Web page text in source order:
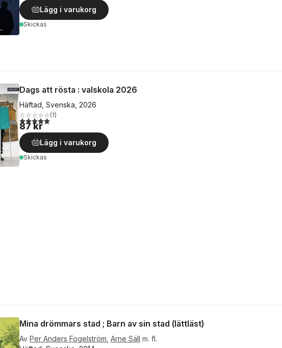
Lägg i varukorg
Skickas
Dags att rösta : valskola 2026
Häftad, Svenska, 2026
5,0utav 5 stjärnor. Totalt antal röster:
(1)
87 kr
Lägg i varukorg
Skickas
Mina drömmars stad ; Barn av sin stad (lättläst)
Av Per Anders Fogelström Arne Säll m. fl.